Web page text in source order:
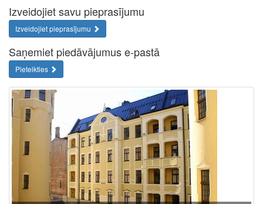
Izveidojiet savu pieprasījumu
Izveidojiet pieprasījumu
Saņemiet piedāvājumus e-pastā
Pieteikties